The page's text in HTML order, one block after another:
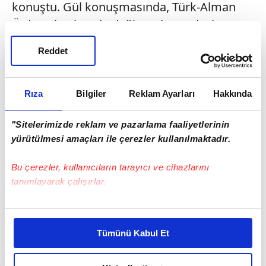
Rıza Bilgiler Reklam Ayarları Hakkında
"Sitelerimizde reklam ve pazarlama faaliyetlerinin
yürütülmesi amaçları ile çerezler kullanılmaktadır.
Bu çerezler, kullanıcıların tarayıcı ve cihazlarını
tanımlayarak çalışırlar.
Bu çerezlere izin vermeniz halinde sizlere özel
daha iyi reklam deneyimi yaşatabiliriz. Bunu yaparken
amacımızın size daha iyi bir reklam deneyimi sunmak
Tümünü Kabul Et
Reddet
konuştu. Gül konuşmasında, Türk-Alman
Üniversitesi’ne de değinerek, “Projeyi
yakından takip ediyorum. Umarım
Almanya’da da Türk-Alman üniversitesi
açabiliriz” dedi.\n\n \n\n \n\nANKARA